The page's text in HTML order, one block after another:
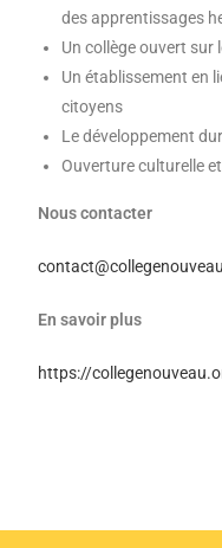
des apprentissages
Un collège ouvert sur
Un établissement en
citoyens
Le développement
Ouverture culturelle
Nous contacter
En savoir plus
https://